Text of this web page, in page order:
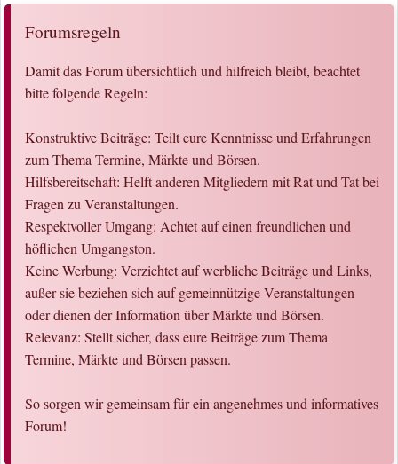
Forumsregeln
Damit das Forum übersichtlich und hilfreich bleibt, beachtet
bitte folgende Regeln:
Konstruktive Beiträge: Teilt eure Kenntnisse und Erfahrungen
zum Thema Termine, Märkte und Börsen.
Hilfsbereitschaft: Helft anderen Mitgliedern mit Rat und Tat bei
Fragen zu Veranstaltungen.
Respektvoller Umgang: Achtet auf einen freundlichen und
höflichen Umgangston.
Keine Werbung: Verzichtet auf werbliche Beiträge und Links,
außer sie beziehen sich auf gemeinnützige Veranstaltungen
oder dienen der Information über Märkte und Börsen.
Relevanz: Stellt sicher, dass eure Beiträge zum Thema
Termine, Märkte und Börsen passen.
So sorgen wir gemeinsam für ein angenehmes und informatives
Forum!